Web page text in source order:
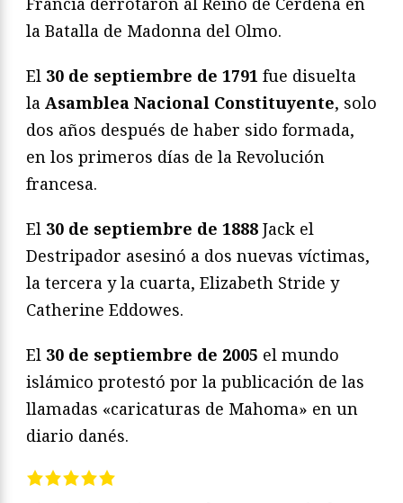
la Batalla de Madonna del Olmo.
El 30 de septiembre de 1791 fue disuelta
la Asamblea Nacional Constituyente, solo
dos años después de haber sido formada,
en los primeros días de la Revolución
francesa.
El 30 de septiembre de 1888 Jack el
Destripador asesinó a dos nuevas víctimas,
la tercera y la cuarta, Elizabeth Stride y
Catherine Eddowes.
El 30 de septiembre de 2005 el mundo
islámico protestó por la publicación de las
llamadas «caricaturas de Mahoma» en un
diario danés.